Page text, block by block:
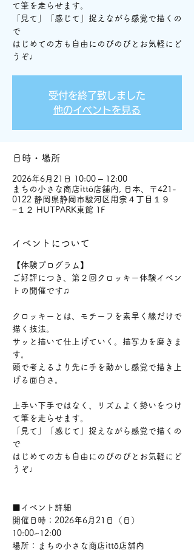
て筆を走らせます。
「見て」「感じて」捉えながら感覚で描くの
で
はじめての方も自由にのびのびとお気軽にど
うぞ♩
受付を終了致しました
他のイベントを見る
日時・場所
2026年6月21日 10:00 – 12:00
まちの小さな商店ittō店舗内, 日本、〒421-
0122 静岡県静岡市駿河区用宗４丁目１９
−１２ HUTPARK東館 1F
イベントについて
【体験プログラム】
ご好評につき、第２回クロッキー体験イベン
トの開催です♫
クロッキーとは、モチーフを素早く線だけで
描く技法。
サッと描いて仕上げていく。描写力を磨きま
す。
頭で考えるより先に手を動かし感覚で描き上
げる面白さ。
上手い下手ではなく、リズムよく勢いをつけ
て筆を走らせます。
「見て」「感じて」捉えながら感覚で描くの
で
はじめての方も自由にのびのびとお気軽にど
うぞ♩
■イベント詳細
開催日時：2026年6月21日（日）
10:00~12:00
場所：まちの小さな商店ittō店舗内